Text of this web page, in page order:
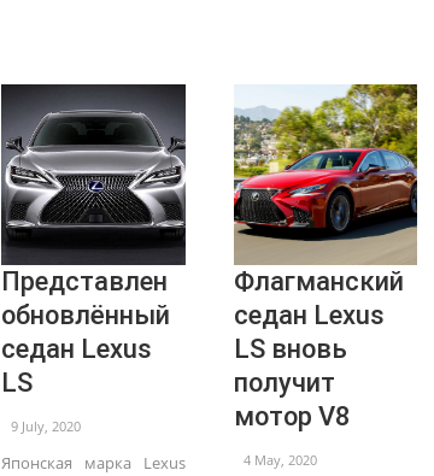
Представлен
обновлённый
седан Lexus
LS
9 July, 2020
Японская марка Lexus
Флагманский
седан Lexus
LS вновь
получит
мотор V8
4 May, 2020